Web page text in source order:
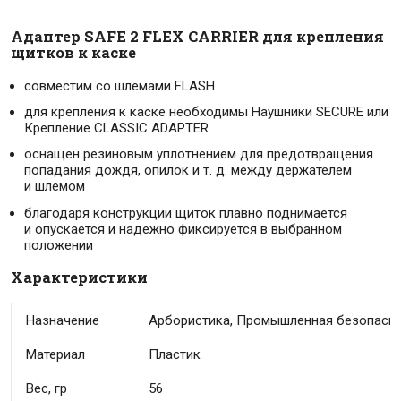
Адаптер SAFE 2 FLEX CARRIER для крепления
щитков к каске
совместим со шлемами FLASH
для крепления к каске необходимы Наушники SECURE или
Крепление CLASSIC ADAPTER
оснащен резиновым уплотнением для предотвращения
попадания дождя, опилок и т. д. между держателем
и шлемом
благодаря конструкции щиток плавно поднимается
и опускается и надежно фиксируется в выбранном
положении
Характеристики
Назначение Арбористика, Промышленная
Материал Пластик
Вес, гр 56